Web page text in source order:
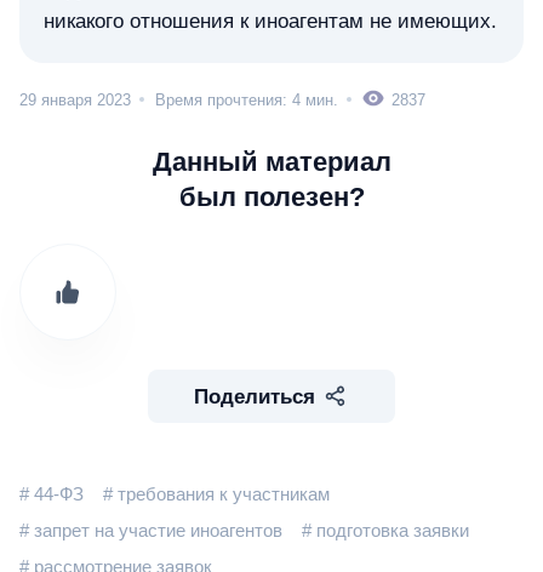
никакого отношения к иноагентам не имеющих.
29 января 2023 Время прочтения: 4 мин. 2837
Данный материал
был полезен?
Поделиться
# 44-ФЗ
# требования к участникам
# запрет на участие иноагентов
# подготовка заявки
# рассмотрение заявок